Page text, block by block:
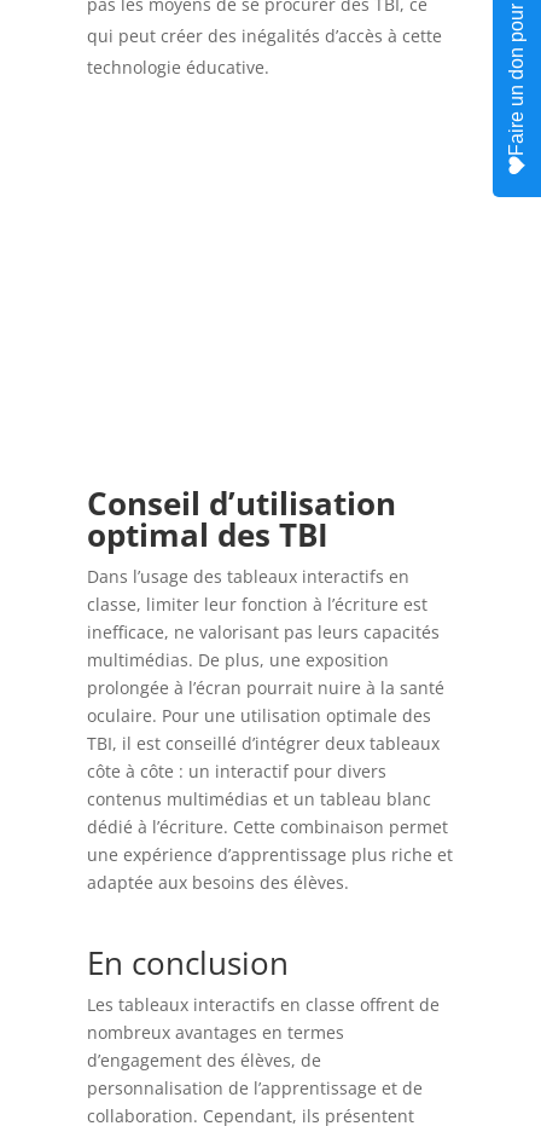
qui peut créer des inégalités d’accès à cette
technologie éducative.
Conseil d’utilisation
optimal des TBI
Dans l’usage des tableaux interactifs en
classe, limiter leur fonction à l’écriture est
inefficace, ne valorisant pas leurs capacités
multimédias. De plus, une exposition
prolongée à l’écran pourrait nuire à la santé
oculaire. Pour une utilisation optimale des
TBI, il est conseillé d’intégrer deux tableaux
côte à côte : un interactif pour divers
contenus multimédias et un tableau blanc
dédié à l’écriture. Cette combinaison permet
une expérience d’apprentissage plus riche et
adaptée aux besoins des élèves.
En conclusion
Les tableaux interactifs en classe offrent de
nombreux avantages en termes
d’engagement des élèves, de
personnalisation de l’apprentissage et de
collaboration. Cependant, ils présentent
Faire un don pour le site